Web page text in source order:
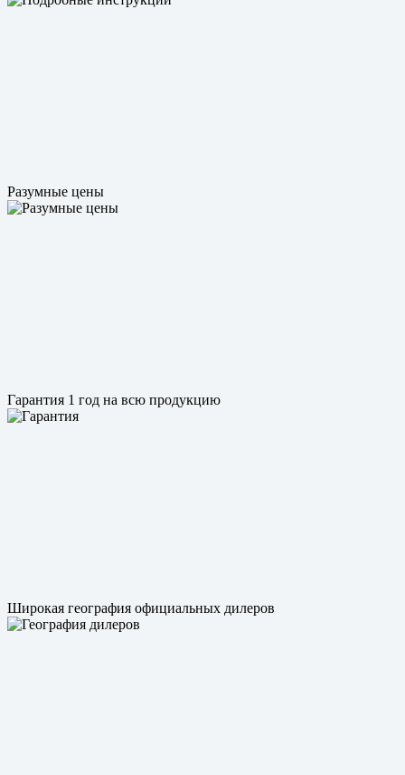
Разумные цены
Гарантия 1 год на всю продукцию
Широкая география официальных дилеров